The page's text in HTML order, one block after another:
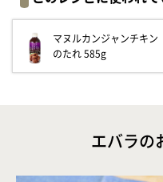
マヌルカンジャンチキン
のたれ 585g
エバラの